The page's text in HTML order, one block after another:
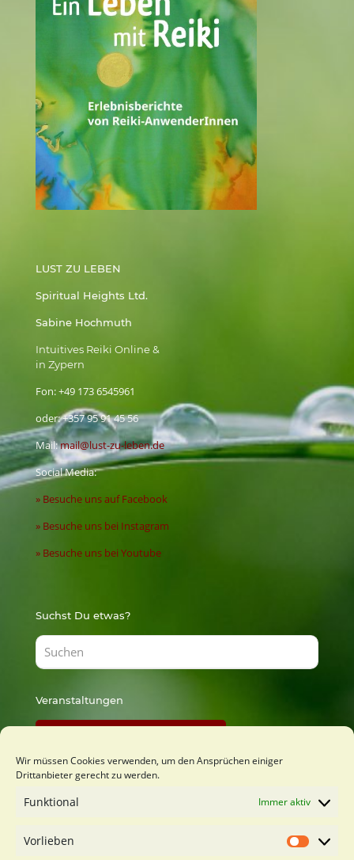
Wir müssen Cookies verwenden, um den Ansprüchen einiger
Drittanbieter gerecht zu werden.
Funktional Immer aktiv
Vorlieben Vorlieben
LUST ZU LEBEN
Spiritual Heights Ltd.
Sabine Hochmuth
Intuitives Reiki Online &
in Zypern
Fon:+49 173 6545961
oder:+357 95 91 45 56
Mail:mail@lust-zu-leben.de
Social Media:
» Besuche uns auf Facebook
» Besuche uns bei Instagram
» Besuche uns bei Youtube
Suchst Du etwas?
Veranstaltungen